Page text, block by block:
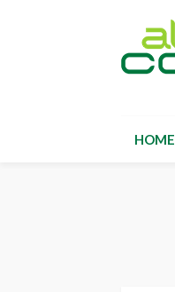
HOME